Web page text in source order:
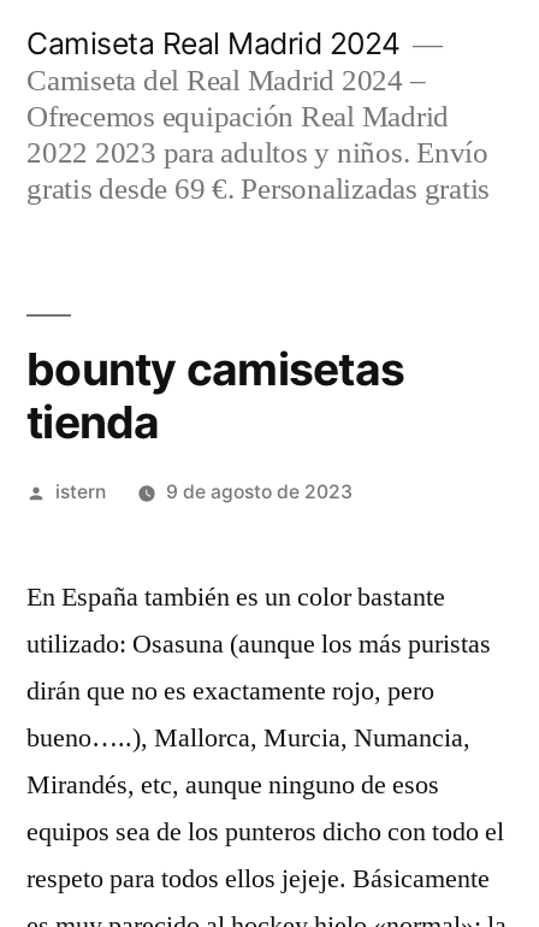
contenido
Camiseta Real Madrid 2024
Camiseta del Real Madrid 2024 –
Ofrecemos equipación Real Madrid
2022 2023 para adultos y niños. Envío
gratis desde 69 €. Personalizadas gratis
bounty camisetas
tienda
Publicado
istern 9 de agosto de 2023
En España también es un color bastante
utilizado: Osasuna (aunque los más puristas
dirán que no es exactamente rojo, pero
bueno…..), Mallorca, Murcia, Numancia,
Mirandés, etc, aunque ninguno de esos
equipos sea de los punteros dicho con todo el
respeto para todos ellos jejeje. Básicamente